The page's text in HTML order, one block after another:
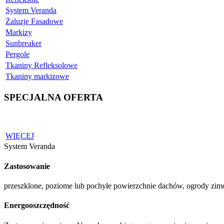
System Veranda
Żaluzje Fasadowe
Markizy
Sunbreaker
Pergole
Tkaniny Refleksolowe
Tkaniny markizowe
SPECJALNA OFERTA
WIĘCEJ
System Veranda
Zastosowanie
przeszklone, poziome lub pochyłe powierzchnie dachów, ogrody
Energooszczędność